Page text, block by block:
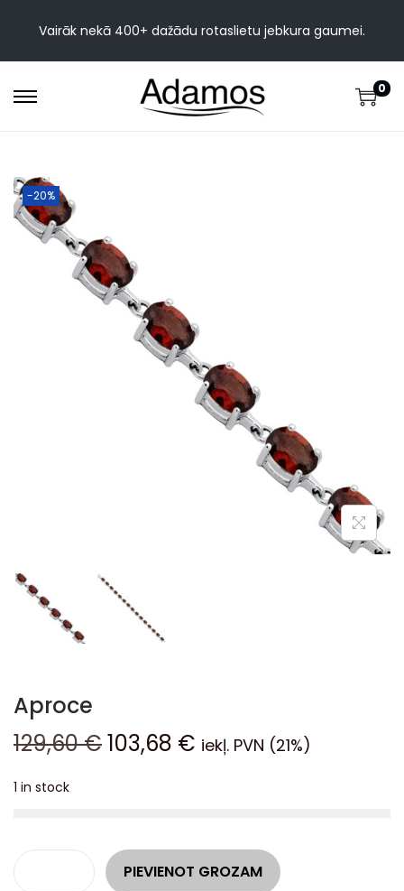
Vairāk nekā 400+ dažādu rotaslietu jebkura gaumei.
0
-20%
Aproce
129,60€103,68 € iekļ. PVN (21%)
1 in stock
PIEVIENOT GROZAM